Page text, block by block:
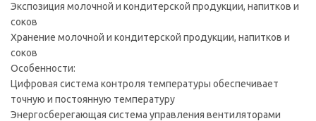
Экспозиция молочной и кондитерской продукции, напитков и
соков
Хранение молочной и кондитерской продукции, напитков и
соков
Особенности:
Цифровая система контроля температуры обеспечивает
точную и постоянную температуру
Энергосберегающая система управления вентиляторами